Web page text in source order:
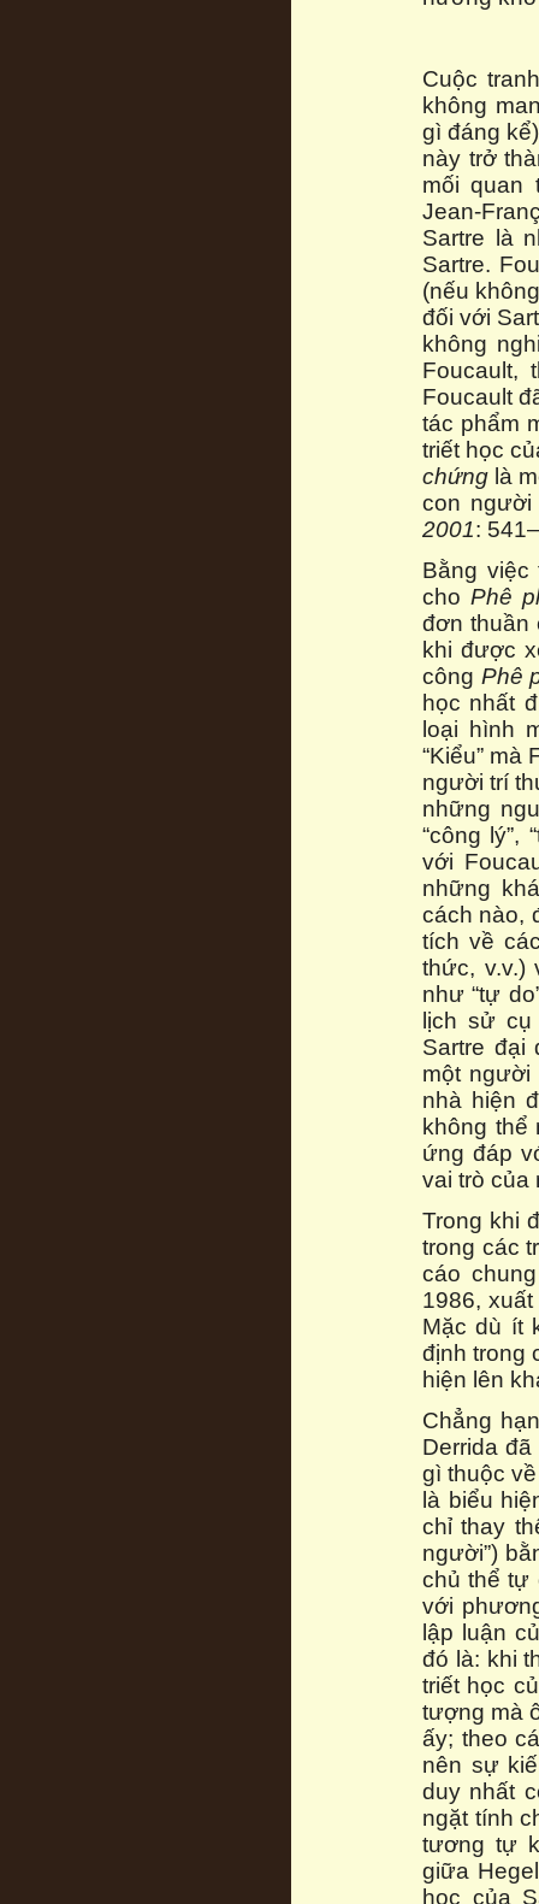
Cuộc
không
gì đáng
này trở
mối quan
Jean-
Sartre là
Sartre.
(nếu
đối với
không
Foucault,
Foucault
tác phẩm
triết học
chứng là
con
2001:
Bằng việc
choPhê
đơn thuần
khi được
công Phê
học nhất
loại hình
“Kiểu” mà
người trí
những
“công
với
những
cách nào,
tích về
thức, v.v.)
như “tự
lịch sử
Sartre đại
một
nhà hiện
không
ứng đáp
vai trò của
Trong khi
trong các
cáo
1986,
Mặc dù ít
định trong
hiện lên
Chẳng
Derrida
gì thuộc
là biểu
chỉ thay
người”)
chủ thể tự
với
lập luận
đó là: khi
triết học
tượng mà
ấy; theo
nên sự
duy nhất
ngặt tính
tương tự
giữa
học của